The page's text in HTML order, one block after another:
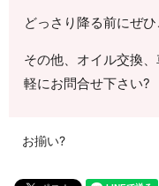
どっさり降る前にぜ
その他、オイル交換
軽にお問合せ下さい?
お揃い?